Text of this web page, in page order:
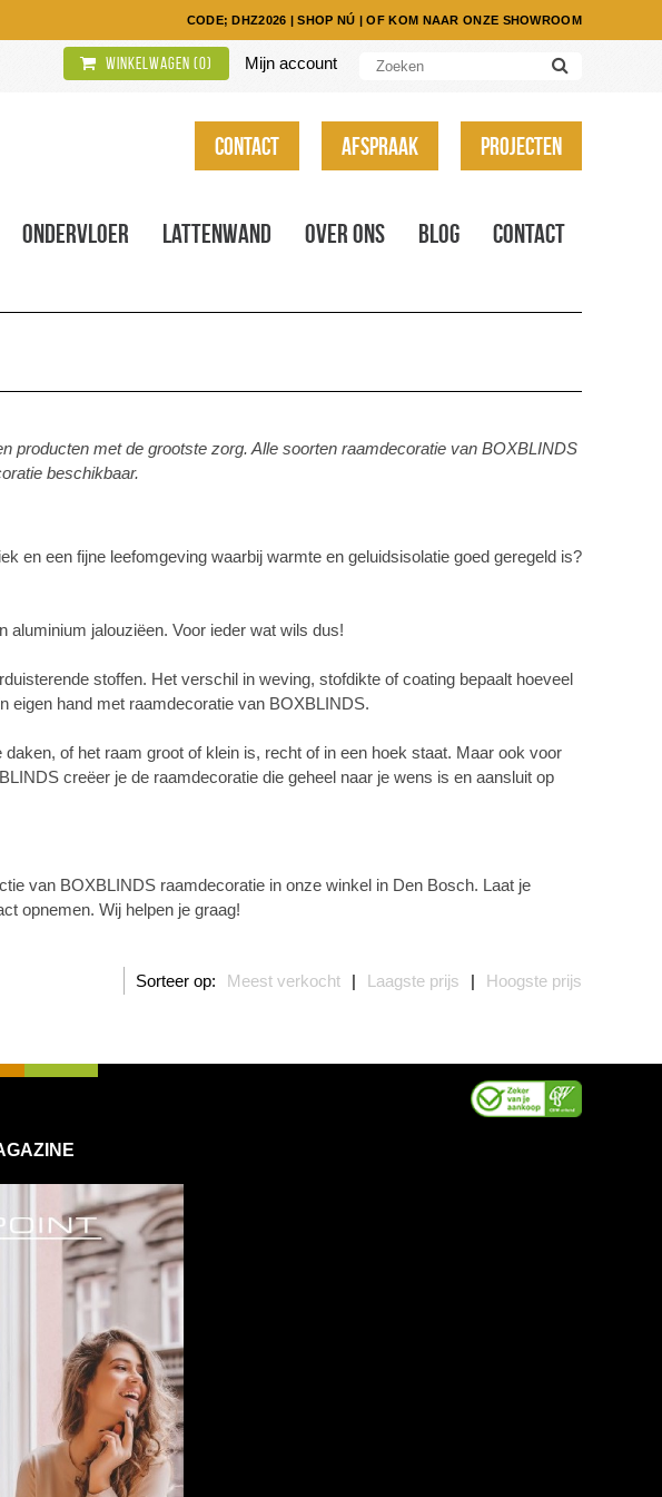
CODE; DHZ2026 |SHOP NÚ |OF KOM NAAR ONZE SHOWROOM
Winkelwagen (0) Mijn account
Contact Afspraak Projecten
Ondervloer Lattenwand Over ons Blog Contact
met de grootste zorg. Alle soorten raamdecoratie van BOXBLINDS
beschikbaar.
en een fijne leefomgeving waarbij warmte en geluidsisolatie goed geregeld is?
aluminium jalouziëen. Voor ieder wat wils dus!
stoffen. Het verschil in weving, stofdikte of coating bepaalt hoeveel
eigen hand met raamdecoratie van BOXBLINDS.
of het raam groot of klein is, recht of in een hoek staat. Maar ook voor
creëer je de raamdecoratie die geheel naar je wens is en aansluit op
van BOXBLINDS raamdecoratie in onze winkel in Den Bosch. Laat je
opnemen. Wij helpen je graag!
Sorteer op: Meest verkocht | Laagste prijs |
Hoogste prijs